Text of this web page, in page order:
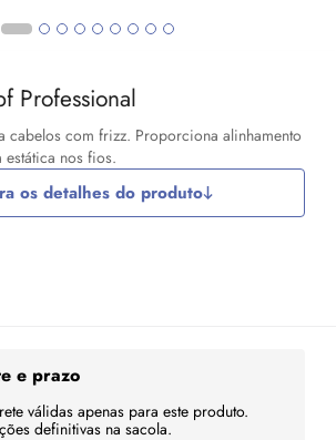
com frizz. Proporciona alinhamento
nos fios.
os detalhes do produto
e prazo
válidas apenas para este produto.
definitivas na sacola.